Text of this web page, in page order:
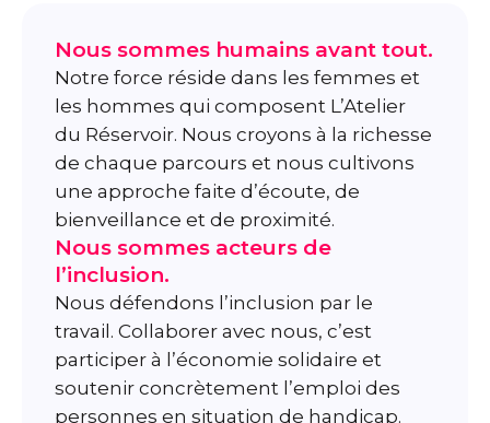
Nous sommes humains avant tout.
Notre force réside dans les femmes et
les hommes qui composent L’Atelier
du Réservoir. Nous croyons à la richesse
de chaque parcours et nous cultivons
une approche faite d’écoute, de
bienveillance et de proximité.
Nous sommes acteurs de
l’inclusion.
Nous défendons l’inclusion par le
travail. Collaborer avec nous, c’est
participer à l’économie solidaire et
soutenir concrètement l’emploi des
personnes en situation de handicap.